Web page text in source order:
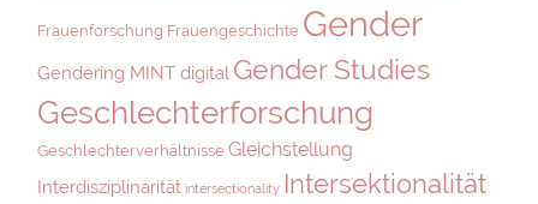
Frauenforschung Frauengeschichte Gender
Gendering MINT digital Gender Studies
Geschlechterforschung
Geschlechterverhältnisse Gleichstellung
Interdisziplinarität intersectionality Intersektionalität